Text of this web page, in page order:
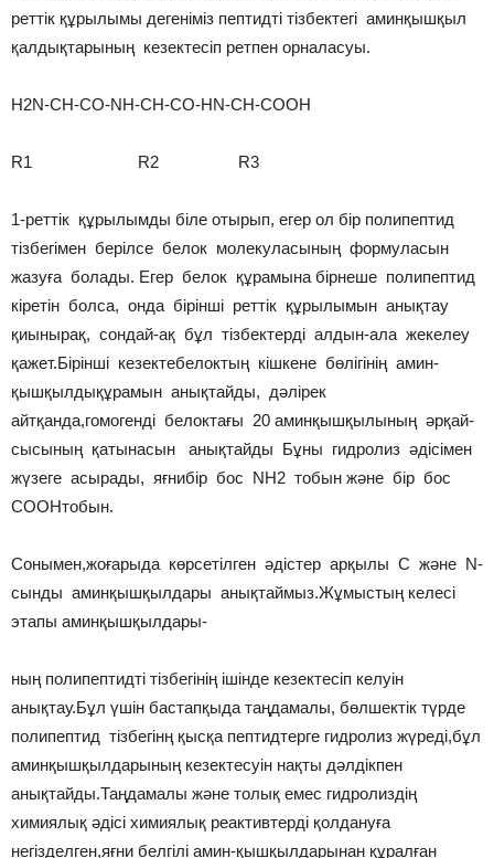
реттік құрылымы дегеніміз пептидті тізбектегі аминқышқыл
қалдықтарының кезектесіп ретпен орналасуы.
H2N-CH-CO-NH-CH-CO-HN-CH-COOH
R1 R2 R3
1-реттік құрылымды біле отырып, егер ол бір полипептид
тізбегімен берілсе белок молекуласының формуласын
жазуға болады. Егер белок құрамына бірнеше полипептид
кіретін болса, онда бірінші реттік құрылымын анықтау
қиынырақ, сондай-ақ бұл тізбектерді алдын-ала жекелеу
қажет.Бірінші кезектебелоктың кішкене бөлігінің амин-
қышқылдықұрамын анықтайды, дәлірек
айтқанда,гомогенді белоктағы 20 аминқышқылының әрқай-
сысының қатынасын анықтайды Бұны гидролиз әдісімен
жүзеге асырады, яғнибір бос NH2 тобын және бір бос
COOHтобын.
Сонымен,жоғарыда көрсетілген әдістер арқылы C және N-
сынды аминқышқылдары анықтаймыз.Жұмыстың келесі
этапы аминқышқылдары-
ның полипептидті тізбегінің ішінде кезектесіп келуін
анықтау.Бұл үшін бастапқыда таңдамалы, бөлшектік түрде
полипептид тізбегінң қысқа пептидтерге гидролиз жүреді,бұл
аминқышқылдарының кезектесуін нақты дәлдікпен
анықтайды.Таңдамалы және толық емес гидролиздің
химиялық әдісі химиялық реактивтерді қолдануға
негізделген,яғни белгілі амин-қышқылдарынан құралған